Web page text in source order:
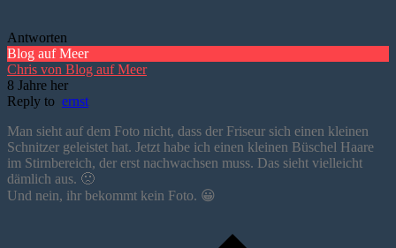
Antworten
Blog auf Meer
Chris von Blog auf Meer
8 Jahre her
Reply to ernst
Man sieht auf dem Foto nicht, dass der Friseur sich einen kleinen
Schnitzer geleistet hat. Jetzt habe ich einen kleinen Büschel Haare
im Stirnbereich, der erst nachwachsen muss. Das sieht vielleicht
dämlich aus. 🙁
Und nein, ihr bekommt kein Foto. 😀